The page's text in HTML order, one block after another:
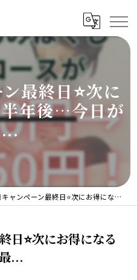
最終日⭐️次に
年後…今日が
ンペーン最終日⭐️次にお得になるのは半年後…今日が最...
日⭐️次にお得になる
...